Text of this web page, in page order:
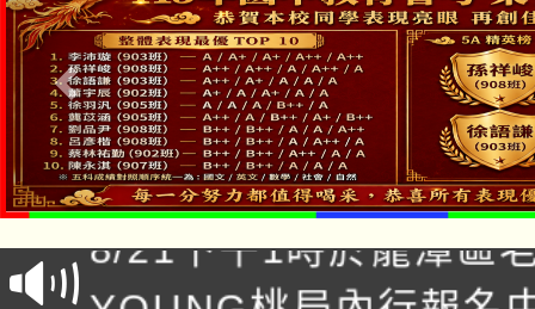
「本色祭」8/29、30在
場熱烈登場!
8/21下午1時於龍潭區
徵才活動。
YOUNG桃局內行報名